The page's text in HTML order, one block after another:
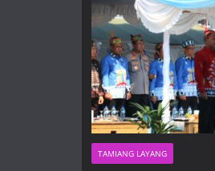
TAMIANG LAYANG